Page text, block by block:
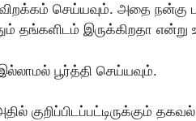
செய்யவும். அதை நன்கு
தங்களிடம் இருக்கிறதா
பூர்த்தி செய்யவும்.
குறிப்பிடப்பட்டிருக்கும்